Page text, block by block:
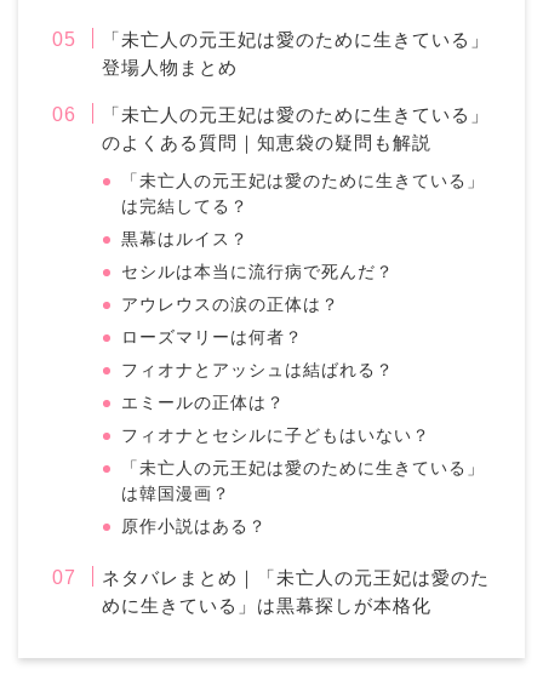
「未亡人の元王妃は愛のために生きている」
登場人物まとめ
「未亡人の元王妃は愛のために生きている」
のよくある質問｜知恵袋の疑問も解説
「未亡人の元王妃は愛のために生きている」
は完結してる？
黒幕はルイス？
セシルは本当に流行病で死んだ？
アウレウスの涙の正体は？
ローズマリーは何者？
フィオナとアッシュは結ばれる？
エミールの正体は？
フィオナとセシルに子どもはいない？
「未亡人の元王妃は愛のために生きている」
は韓国漫画？
原作小説はある？
ネタバレまとめ｜「未亡人の元王妃は愛のた
めに生きている」は黒幕探しが本格化